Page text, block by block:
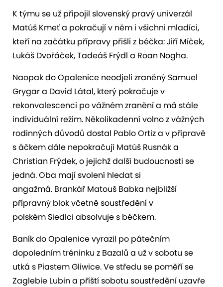
K týmu se už připojil slovenský pravý univerzál
Matúš Kmeť a pokračují v něm i všichni mladíci,
kteří na začátku přípravy přišli z béčka: Jiří Míček,
Lukáš Dvořáček, Tadeáš Frýdl a Roan Nogha.
Naopak do Opalenice neodjeli zraněný Samuel
Grygar a David Látal, který pokračuje v
rekonvalescenci po vážném zranění a má stále
individuální režim. Několikadenní volno z vážných
rodinných důvodů dostal Pablo Ortiz a v přípravě
s áčkem dále nepokračují Matúš Rusnák a
Christian Frýdek, o jejichž další budoucnosti se
jedná. Oba mají svolení hledat si
angažmá. Brankář Matouš Babka nejbližší
přípravný blok včetně soustředění v
polském Siedlci absolvuje s béčkem.
Baník do Opalenice vyrazil po pátečním
dopoledním tréninku z Bazalů a už v sobotu se
utká s Piastem Gliwice. Ve středu se poměří se
Zaglebie Lubin a příští sobotu soustředění uzavře